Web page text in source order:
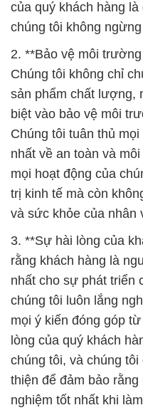
của quý khách hàng
chúng tôi không
2. **Bảo vệ môi
Chúng tôi không chỉ
sản phẩm chất lượng,
biệt vào bảo vệ môi
Chúng tôi tuân thủ
nhất về an toàn và
mọi hoạt động của
trị kinh tế mà còn
và sức khỏe của nhân
3. **Sự hài lòng của
rằng khách hàng là
nhất cho sự phát triển
chúng tôi luôn lắng
mọi ý kiến đóng góp
lòng của quý khách
chúng tôi, và chúng
thiện để đảm bảo
nghiệm tốt nhất khi